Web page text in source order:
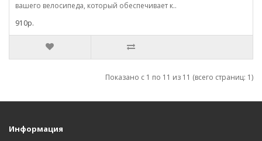
вашего велосипеда, который обеспечивает к..
910р.
Показано с 1 по 11 из 11 (всего страниц: 1)
Информация